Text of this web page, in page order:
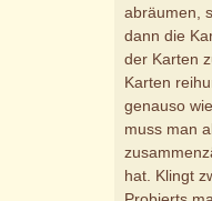
abräumen,
dann die
der Karten
Karten
genauso
muss man
hat. Klingt